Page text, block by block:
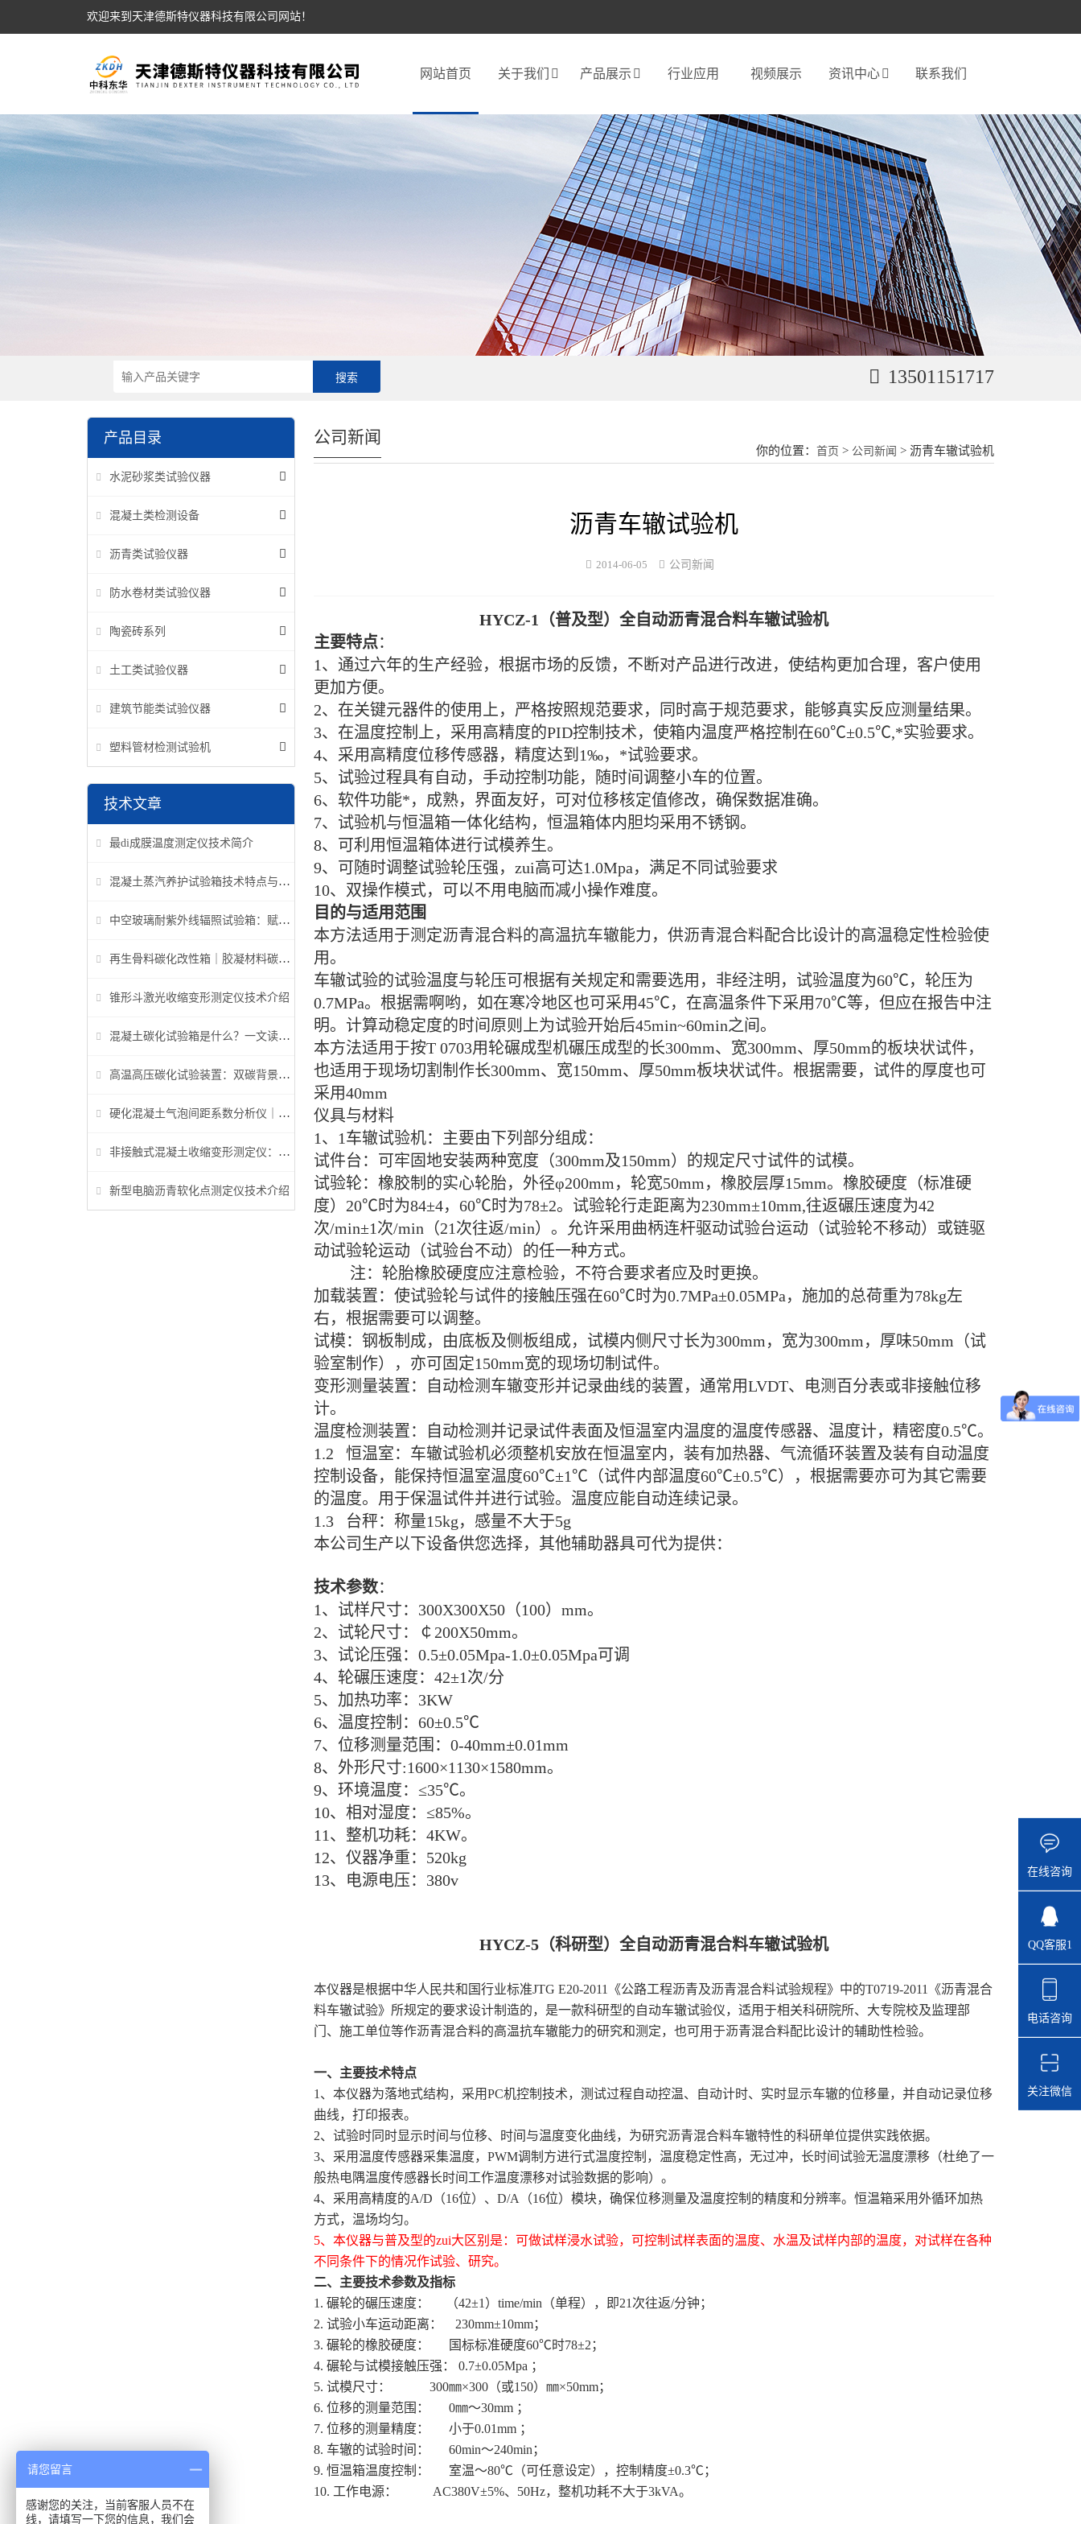
欢迎来到天津德斯特仪器科技有限公司网站！
网站首页 关于我们 产品展示 行业应用 视频展示 资讯中心 联系我们
13501151717
产品目录
水泥砂浆类试验仪器
混凝土类检测设备
沥青类试验仪器
防水卷材类试验仪器
陶瓷砖系列
土工类试验仪器
建筑节能类试验仪器
塑料管材检测试验机
技术文章
最di成膜温度测定仪技术简介
混凝土蒸汽养护试验箱技术特点与应用解析
中空玻璃耐紫外线辐照试验箱：赋能建筑玻璃质量检测新标准
再生骨料碳化改性箱｜胶凝材料碳化机理研究专用设备
锥形斗激光收缩变形测定仪技术介绍
混凝土碳化试验箱是什么？一文读懂它的功能、原理与标准要求
高温高压碳化试验装置：双碳背景下胶凝材料研究核心装备
硬化混凝土气泡间距系数分析仪｜参数检测与行业标准详解
非接触式混凝土收缩变形测定仪：早龄期收缩检测核心设备
新型电脑沥青软化点测定仪技术介绍
你的位置：首页 > 公司新闻 > 沥青车辙试验机
公司新闻
沥青车辙试验机
2014-06-05 公司新闻
HYCZ-1（普及型）全自动沥青混合料车辙试验机
主要特点：
1、通过六年的生产经验，根据市场的反馈，不断对产品进行改进，使结构更加合理，客户使用
更加方便。
2、在关键元器件的使用上，严格按照规范要求，同时高于规范要求，能够真实反应测量结果。
3、在温度控制上，采用高精度的PID控制技术，使箱内温度严格控制在60℃±0.5℃,*实验要求。
4、采用高精度位移传感器，精度达到1‰，*试验要求。
5、试验过程具有自动，手动控制功能，随时间调整小车的位置。
6、软件功能*，成熟，界面友好，可对位移核定值修改，确保数据准确。
7、试验机与恒温箱一体化结构，恒温箱体内胆均采用不锈钢。
8、可利用恒温箱体进行试模养生。
9、可随时调整试验轮压强，zui高可达1.0Mpa，满足不同试验要求
10、双操作模式，可以不用电脑而减小操作难度。
目的与适用范围
本方法适用于测定沥青混合料的高温抗车辙能力，供沥青混合料配合比设计的高温稳定性检验使
用。
车辙试验的试验温度与轮压可根据有关规定和需要选用，非经注明，试验温度为60℃，轮压为
0.7MPa。根据需啊哟，如在寒冷地区也可采用45℃，在高温条件下采用70℃等，但应在报告中注
明。计算动稳定度的时间原则上为试验开始后45min~60min之间。
本方法适用于按T 0703用轮碾成型机碾压成型的长300mm、宽300mm、厚50mm的板块状试件，
也适用于现场切割制作长300mm、宽150mm、厚50mm板块状试件。根据需要，试件的厚度也可
采用40mm
仪具与材料
1、1车辙试验机：主要由下列部分组成：
试件台：可牢固地安装两种宽度（300mm及150mm）的规定尺寸试件的试模。
试验轮：橡胶制的实心轮胎，外径φ200mm，轮宽50mm，橡胶层厚15mm。橡胶硬度（标准硬
度）20℃时为84±4，60℃时为78±2。试验轮行走距离为230mm±10mm,往返碾压速度为42
次/min±1次/min（21次往返/min）。允许采用曲柄连杆驱动试验台运动（试验轮不移动）或链驱
动试验轮运动（试验台不动）的任一种方式。
注：轮胎橡胶硬度应注意检验，不符合要求者应及时更换。
加载装置：使试验轮与试件的接触压强在60℃时为0.7MPa±0.05MPa，施加的总荷重为78kg左
右，根据需要可以调整。
试模：钢板制成，由底板及侧板组成，试模内侧尺寸长为300mm，宽为300mm，厚味50mm（试
验室制作），亦可固定150mm宽的现场切制试件。
变形测量装置：自动检测车辙变形并记录曲线的装置，通常用LVDT、电测百分表或非接触位移
计。
温度检测装置：自动检测并记录试件表面及恒温室内温度的温度传感器、温度计，精密度0.5℃。
1.2 恒温室：车辙试验机必须整机安放在恒温室内，装有加热器、气流循环装置及装有自动温度
控制设备，能保持恒温室温度60℃±1℃（试件内部温度60℃±0.5℃），根据需要亦可为其它需要
的温度。用于保温试件并进行试验。温度应能自动连续记录。
1.3 台秤：称量15kg，感量不大于5g
本公司生产以下设备供您选择，其他辅助器具可代为提供：
技术参数：
1、试样尺寸：300X300X50（100）mm。
2、试轮尺寸：￠200X50mm。
3、试论压强：0.5±0.05Mpa-1.0±0.05Mpa可调
4、轮碾压速度：42±1次/分
5、加热功率：3KW
6、温度控制：60±0.5℃
7、位移测量范围：0-40mm±0.01mm
8、外形尺寸:1600×1130×1580mm。
9、环境温度：≤35℃。
10、相对湿度：≤85%。
11、整机功耗：4KW。
12、仪器净重：520kg
13、电源电压：380v
HYCZ-5（科研型）全自动沥青混合料车辙试验机
本仪器是根据中华人民共和国行业标准JTG E20-2011《公路工程沥青及沥青混合料试验规程》中的T0719-2011《沥青混合
料车辙试验》所规定的要求设计制造的，是一款科研型的自动车辙试验仪，适用于相关科研院所、大专院校及监理部
门、施工单位等作沥青混合料的高温抗车辙能力的研究和测定，也可用于沥青混合料配比设计的辅助性检验。
一、主要技术特点
1、本仪器为落地式结构，采用PC机控制技术，测试过程自动控温、自动计时、实时显示车辙的位移量，并自动记录位移
曲线，打印报表。
2、试验时同时显示时间与位移、时间与温度变化曲线，为研究沥青混合料车辙特性的科研单位提供实践依据。
3、采用温度传感器采集温度，PWM调制方进行式温度控制，温度稳定性高，无过冲，长时间试验无温度漂移（杜绝了一
般热电隅温度传感器长时间工作温度漂移对试验数据的影响）。
4、采用高精度的A/D（16位）、D/A（16位）模块，确保位移测量及温度控制的精度和分辨率。恒温箱采用外循环加热
方式，温场均匀。
5、本仪器与普及型的zui大区别是：可做试样浸水试验，可控制试样表面的温度、水温及试样内部的温度，对试样在各种
不同条件下的情况作试验、研究。
二、主要技术参数及指标
1. 碾轮的碾压速度： （42±1）time/min（单程），即21次往返/分钟；
2. 试验小车运动距离： 230mm±10mm；
3. 碾轮的橡胶硬度： 国标标准硬度60℃时78±2 ；
4. 碾轮与试模接触压强： 0.7±0.05Mpa ；
5. 试模尺寸： 300㎜×300（或150）㎜×50mm；
6. 位移的测量范围： 0㎜～30mm ；
7. 位移的测量精度： 小于0.01mm ；
8. 车辙的试验时间： 60min～240min；
9. 恒温箱温度控制： 室温～80℃（可任意设定），控制精度±0.3℃；
10. 工作电源： AC380V±5%、50Hz，整机功耗不大于3kVA。
在线咨询
QQ客服1
电话咨询
关注微信
请您留言
感谢您的关注，当前客服人员不在
线，请填写一下您的信息，我们会